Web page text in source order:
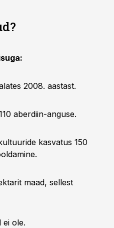
2008. aastast.
aberdiin-anguse.
kasvatus 150
maad, sellest
ei ole.